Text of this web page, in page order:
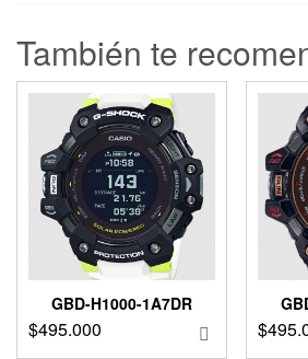
También te
GBD-H1000-1A7DR
$495.000 $